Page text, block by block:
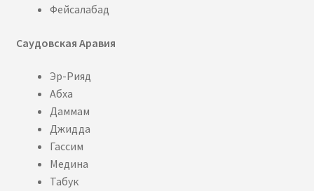
Фейсалабад
Саудовская Аравия
Эр-Рияд
Абха
Даммам
Джидда
Гассим
Медина
Табук